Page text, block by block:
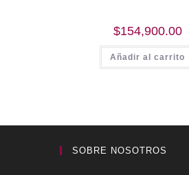
$154,900.00
Añadir al carrito
SOBRE NOSOTROS